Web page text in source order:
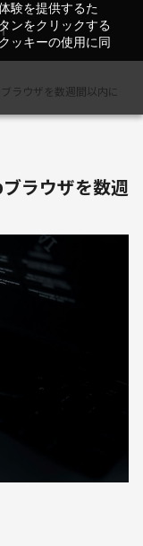
験を提供するた
ンをクリックする
ッキーの使用に同
ラウザを数週間以内に
ラウザを数週